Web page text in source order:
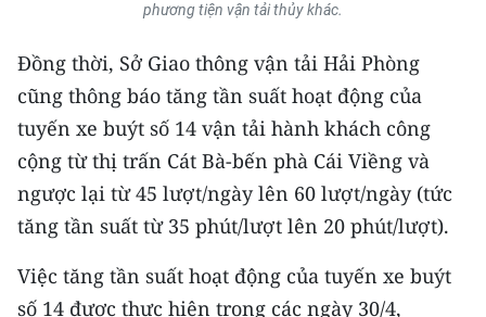
Đồng bằng sông Cửu Long
Chuyên trang Hà Nội
Chuyên trang TP. Hồ Chí Minh
CHUYÊN ĐỀ
CÁC CHUYÊN TRANG
VỀ BÁO NHÂN DÂN
phương tiện vận tải thủy khác.
Đồng thời, Sở Giao thông vận tải Hải Phòng
cũng thông báo tăng tần suất hoạt động của
tuyến xe buýt số 14 vận tải hành khách công
cộng từ thị trấn Cát Bà-bến phà Cái Viềng và
ngược lại từ 45 lượt/ngày lên 60 lượt/ngày (tức
tăng tần suất từ 35 phút/lượt lên 20 phút/lượt).
Việc tăng tần suất hoạt động của tuyến xe buýt
số 14 được thực hiện trong các ngày 30/4,